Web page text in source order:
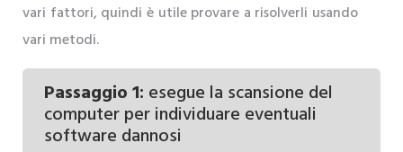
vari fattori, quindi è utile provare a risolverli usando
vari metodi.
Passaggio 1: esegue la scansione del
computer per individuare eventuali
software dannosi